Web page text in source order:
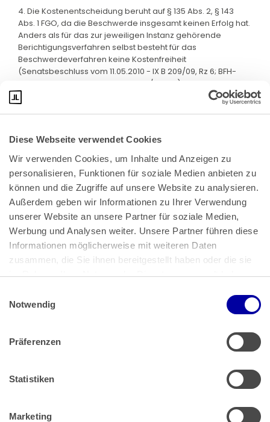
Diese Webseite verwendet Cookies
Wir verwenden Cookies, um Inhalte und Anzeigen zu
personalisieren, Funktionen für soziale Medien anbieten zu
können und die Zugriffe auf unsere Website zu analysieren.
Außerdem geben wir Informationen zu Ihrer Verwendung
unserer Website an unsere Partner für soziale Medien,
Werbung und Analysen weiter. Unsere Partner führen diese
Informationen möglicherweise mit weiteren Daten
zusammen, die Sie ihnen bereitgestellt haben oder die sie
im Rahmen Ihrer Nutzung der Dienste gesammelt haben.
Impressum
Notwendig
Präferenzen
Statistiken
Marketing
4. Die Kostenentscheidung beruht auf § 135 Abs. 2, § 143
Abs. 1 FGO, da die Beschwerde insgesamt keinen Erfolg hat.
Anders als für das zur jeweiligen Instanz gehörende
Berichtigungsverfahren selbst besteht für das
Beschwerdeverfahren keine Kostenfreiheit
(Senatsbeschluss vom 11.05.2010 - IX B 209/09, Rz 6; BFH-
Beschluss vom 08.12.2011 - VIII B 27/11, Rz 11).
Bundeskanzlerplatz 2
53113 Bonn
Pressemitteilungen|AGB
Impressum|Datenschutz
Muster Widerrufsformular (PDF)